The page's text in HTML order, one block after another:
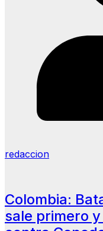
redaccion
Colombia:
sale primero